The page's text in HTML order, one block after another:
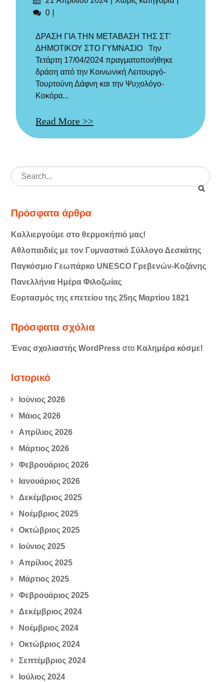
στιςΣχόλια
0
ΔΡΑΣΗ ΓΙΑ ΤΗΝ ΜΕΤΑΒΑΣΗ ΤΗΣ ΣΤ’
ΔΗΜΟΤΙΚΟΥ ΣΤΟ ΓΥΜΝΑΣΙΟ Την
Τετάρτη 17/04/2024 πραγματοποιήθηκε
δράση από την Κοινωνική Λειτουργό-
Τουρτούνη Δάφνη και την Ψυχολόγο-
Κοκόρα...
Read More >>
Search
for:
Πρόσφατα άρθρα
Καλλιεργούμε στο θερμοκήπιό μας!
Αθλοπαιδιές με τον Γυμναστικό Σύλλογο Δεσκάτης
Παγκόσμιο Γεωπάρκο UNESCO Γρεβενών-Κοζάνης
Πανελλήνια Ημέρα Φιλοζωίας
Εορτασμός της επετείου της 25ης Μαρτίου 1821
Πρόσφατα σχόλια
Ένας σχολιαστής WordPress στο Καλημέρα κόσμε!
Ιστορικό
Ιούνιος 2026
Μάιος 2026
Απρίλιος 2026
Μάρτιος 2026
Φεβρουάριος 2026
Ιανουάριος 2026
Δεκέμβριος 2025
Νοέμβριος 2025
Οκτώβριος 2025
Ιούνιος 2025
Απρίλιος 2025
Μάρτιος 2025
Φεβρουάριος 2025
Δεκέμβριος 2024
Νοέμβριος 2024
Οκτώβριος 2024
Σεπτέμβριος 2024
Ιούλιος 2024